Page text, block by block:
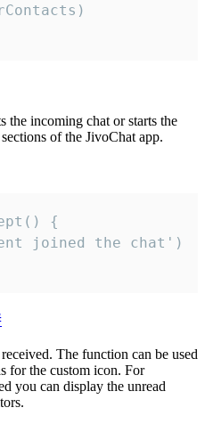
the incoming chat or starts the
of the JivoChat app.
{
The function can be used
for the custom icon. For
you can display the unread